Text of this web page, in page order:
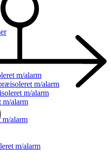
m/alarm
m/alarm
m/alarm
m/alarm
m/alarm
m/alarm